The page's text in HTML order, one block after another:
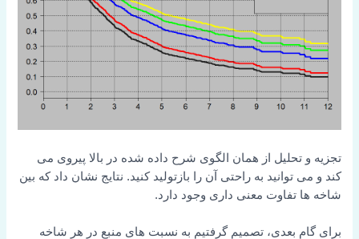
تجزیه و تحلیل از همان الگوی شرح داده شده در بالا پیروی می
کند و می توانید به راحتی آن را بازتولید کنید. نتایج نشان داد که بین
شاخه ها تفاوت معنی داری وجود دارد.
برای گام بعدی، تصمیم گرفتیم به نسبت های منبع در هر شاخه